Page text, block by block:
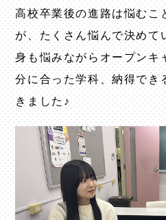
高校卒業後の進路は悩むこ
が、たくさん悩んで決めて
身も悩みながらオープンキ
分に合った学科、納得でき
きました♪